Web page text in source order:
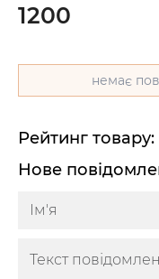
1200
немає
Рейтинг товару:
Нове